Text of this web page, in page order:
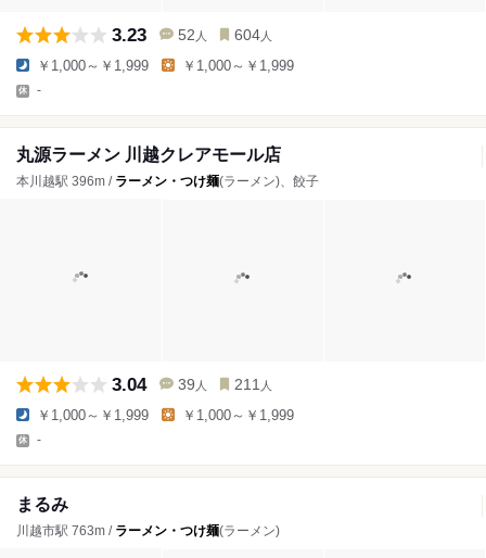
3.23 52 人 604 人
￥1,000～￥1,999 ￥1,000～￥1,999
-
丸源ラーメン 川越クレアモール店
本川越駅 396m / ラーメン・つけ麺(ラーメン)、餃子
3.04 39 人 211 人
￥1,000～￥1,999 ￥1,000～￥1,999
-
まるみ
川越市駅 763m / ラーメン・つけ麺(ラーメン)